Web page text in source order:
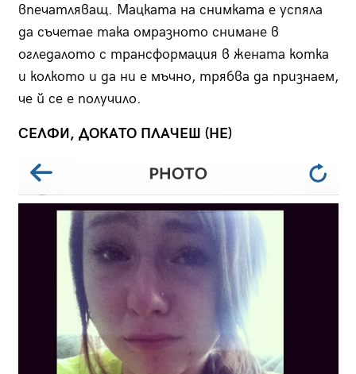
впечатляващ. Мацката на снимката е успяла
да съчетае така омразното снимане в
огледалото с трансформация в жената котка
и колкото и да ни е мъчно, трябва да признаем,
че й се е получило.
СЕЛФИ, ДОКАТО ПЛАЧЕШ (НЕ)